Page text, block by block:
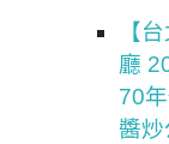
【
廳
70
醬